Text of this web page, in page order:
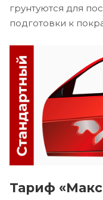
грунтуются для
подготовки к
Тариф